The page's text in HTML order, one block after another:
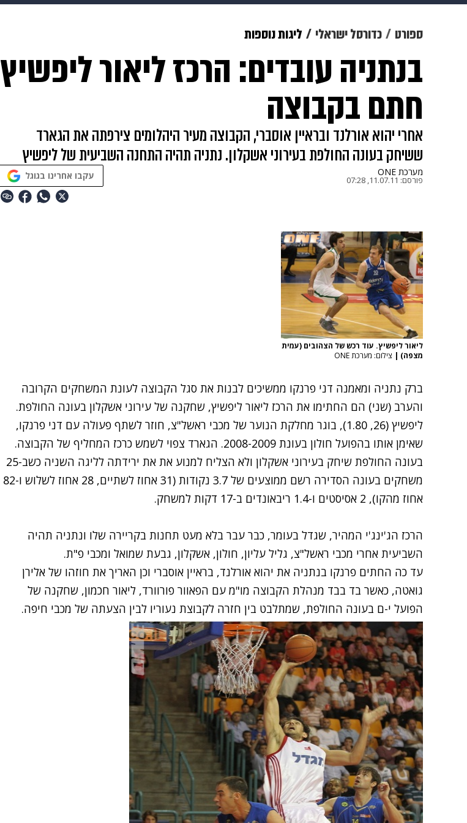
תרבות צבא וביטחון
גאווה ויוה משפט תשעה חודשים מתכונים פרויקטים מיוחדים
ספורט כדורסל ישראלי ליגות נוספות
בנתניה עובדים: הרכז ליאור ליפשיץ
חתם בקבוצה
אחרי יהוא אורלנד ובראיין אוסברי, הקבוצה מעיר היהלומים צירפתה את הגארד
ששיחק בעונה החולפת בעירוני אשקלון. נתניה תהיה התחנה השביעית של ליפשיץ
מערכת ONE
פורסם: 11.07.11, 07:28 עקבו אחרינו בגוגל
ליאור ליפשיץ. עוד רכש של הצהובים (עמית
מצפה) | צילום: מערכת ONE
ברק נתניה ומאמנה דני פרנקו ממשיכים לבנות את סגל הקבוצה לעונת המשחקים הקרובה
והערב (שני) הם החתימו את הרכז ליאור ליפשיץ, שחקנה של עירוני אשקלון בעונה החולפת.
ליפשיץ (26, 1.80), בוגר מחלקת הנוער של מכבי ראשל"צ, חוזר לשתף פעולה עם דני פרנקו,
שאימן אותו בהפועל חולון בעונת 2008-2009. הגארד צפוי לשמש כרכז המחליף של הקבוצה.
בעונה החולפת שיחק בעירוני אשקלון ולא הצליח למנוע את את ירידתה לליגה השניה כשב-25
משחקים בעונה הסדירה רשם ממוצעים של 3.7 נקודות (31 אחוז לשתיים, 28 אחוז לשלוש ו-82
אחוז מהקו), 2 אסיסטים ו-1.4 ריבאונדים ב-17 דקות למשחק.
הרכז הג'ינג'י המהיר, שגדל בעומר, כבר עבר בלא מעט תחנות בקריירה שלו ונתניה תהיה
השביעית אחרי מכבי ראשל"צ, גליל עליון, חולון, אשקלון, גבעת שמואל ומכבי פ"ת.
עד כה החתים פרנקו בנתניה את יהוא אורלנד, בראיין אוסברי וכן האריך את חוזהו של אלירן
גואטה, כאשר בד בבד מנהלת הקבוצה מו"מ עם הפאוור פורוורד, ליאור חכמון, שחקנה של
הפועל י-ם בעונה החולפת, שמתלבט בין חזרה לקבוצת נעוריו לבין הצעתה של מכבי חיפה.